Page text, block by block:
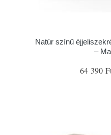
Natúr színű
–
64 390